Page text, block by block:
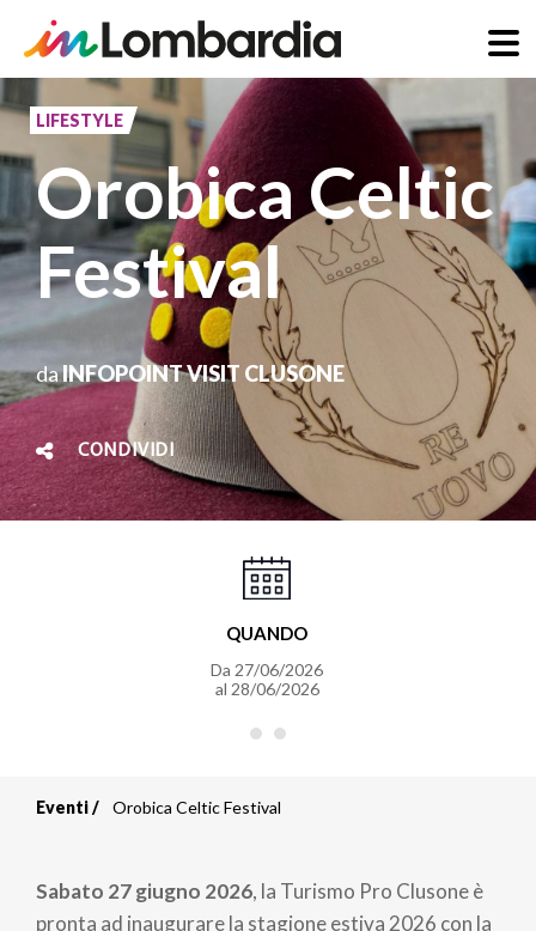
al
contenuto
principale
LIFESTYLE
Orobica Celtic
Festival
daINFOPOINT VISIT CLUSONE
CONDIVIDI
QUANDO
Da 27/06/2026
al 28/06/2026
di
Eventi Orobica Celtic Festival
Sabato 27 giugno 2026, la Turismo Pro Clusone è
pronta ad inaugurare la stagione estiva 2026 con la